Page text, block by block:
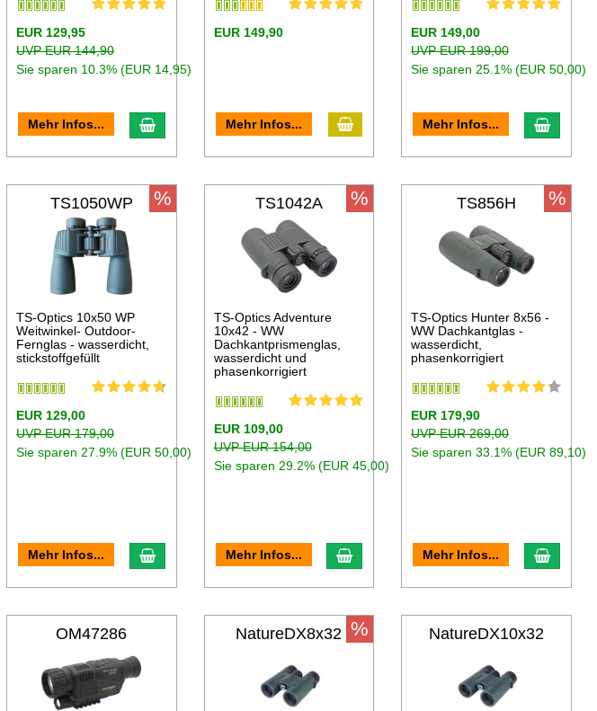
EUR 129,95
UVP EUR 144,90
Sie sparen 10.3% (EUR 14,95)
Mehr Infos...
EUR 149,90
Mehr Infos...
EUR 149,00
UVP EUR 199,00
Sie sparen 25.1% (EUR 50,00)
Mehr Infos...
TS1050WP
TS-Optics 10x50 WP
Weitwinkel- Outdoor-
Fernglas - wasserdicht,
stickstoffgefüllt
EUR 129,00
UVP EUR 179,00
Sie sparen 27.9% (EUR 50,00)
Mehr Infos...
% TS1042A
TS-Optics Adventure
10x42 - WW
Dachkantprismenglas,
wasserdicht und
phasenkorrigiert
EUR 109,00
UVP EUR 154,00
Sie sparen 29.2% (EUR 45,00)
Mehr Infos...
% TS856H
TS-Optics Hunter 8x56 -
WW Dachkantglas -
wasserdicht,
phasenkorrigiert
EUR 179,90
UVP EUR 269,00
Sie sparen 33.1% (EUR 89,10)
Mehr Infos...
%
OM47286 NatureDX8x32 % NatureDX10x32